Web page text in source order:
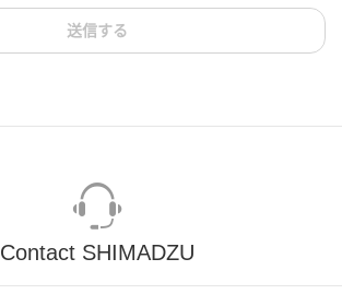
送信する
Contact SHIMADZU